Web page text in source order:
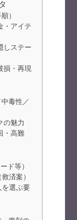
）
・アイテ
しステー
損・再現
毒性／
の魅力
・高難
ド等）
済案）
を選ぶ要